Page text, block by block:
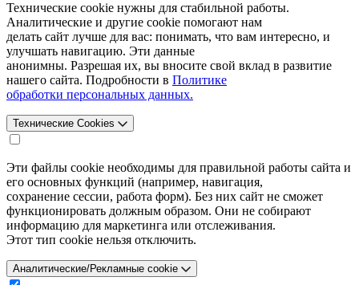
Технические cookie нужны для стабильной работы.
Аналитические и другие cookie помогают нам
делать сайт лучше для вас: понимать, что вам интересно, и
улучшать навигацию. Эти данные
анонимны. Разрешая их, вы вносите свой вклад в развитие
нашего сайта. Подробности в Политике
обработки персональных данных.
Технические Cookies
Эти файлы cookie необходимы для правильной работы сайта и
его основных функций (например, навигация,
сохранение сессии, работа форм). Без них сайт не сможет
функционировать должным образом. Они не собирают
информацию для маркетинга или отслеживания.
Этот тип cookie нельзя отключить.
Аналитические/Рекламные cookie